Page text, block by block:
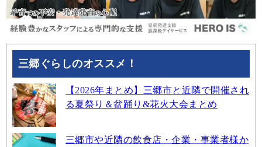
三郷ぐらしのオススメ！
【2026年まとめ】三郷市と近隣で開催され
る夏祭り＆盆踊り&花火大会まとめ
三郷市や近隣の飲食店・企業・事業者様か